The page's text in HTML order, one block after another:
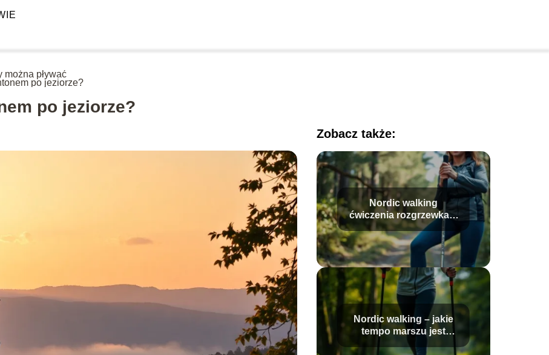
można pływać
po jeziorze?
po jeziorze?
Zobacz także:
Nordic walking
ćwiczenia rozgrzewka –
jak prawidłowo je
wykonać?
Nordic walking – jakie
tempo marszu jest
najlepsze?